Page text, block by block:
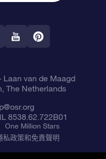
van de Maagd
The Netherlands
8538.62.722B01
One Million Stars
私政策和免責聲明